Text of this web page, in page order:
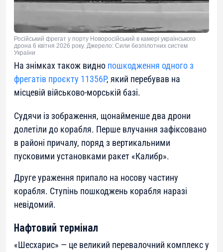
Російський фрегат у порту Новоросійський в камері українського
дрона 6 квітня 2026 року. Джерело: Сили безпілотних систем
України
На знімках також видно пошкодження одного з
фрегатів проєкту 11356Р, який перебував на
місцевій військово-морській базі.
Судячи із зображення, щонайменше два дрони
долетіли до корабля. Перше влучання зафіксовано
в районі причалу, поряд з вертикальними
пусковими установками ракет «Калибр».
Друге ураження припало на носову частину
корабля. Ступінь пошкоджень корабля наразі
невідомий.
Нафтовий термінал
«Шесхарис» — це великий перевалочний комплекс у